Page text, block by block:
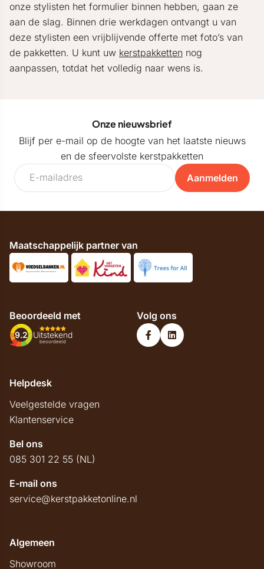
onze stylisten het formulier binnen hebben, gaan ze
aan de slag. Binnen drie werkdagen ontvangt u van
deze stylisten een vrijblijvende offerte met foto’s van
de pakketten. U kunt uw kerstpakketten nog
aanpassen, totdat het volledig naar wens is.
Onze nieuwsbrief
Blijf per e-mail op de hoogte van het laatste nieuws
en de sfeervolste kerstpakketten
Aanmelden
Maatschappelijk partner van
Beoordeeld met
9.2 Uitstekend
beoordeeld
Volg ons
Helpdesk
Veelgestelde vragen
Klantenservice
Bel ons
085 301 22 55 (NL)
E-mail ons
service@kerstpakketonline.nl
Algemeen
Showroom